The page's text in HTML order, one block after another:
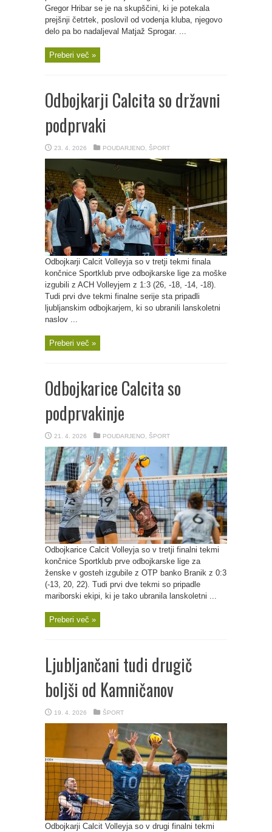
Gregor Hribar se je na skupščini, ki je potekala
prejšnji četrtek, poslovil od vodenja kluba, njegovo
delo pa bo nadaljeval Matjaž Sprogar. ...
Preberi več »
Odbojkarji Calcita so državni
podprvaki
23. 4. 2026 POUDARJENO ŠPORT
Odbojkarji Calcit Volleyja so v tretji tekmi finala
končnice Sportklub prve odbojkarske lige za moške
izgubili z ACH Volleyjem z 1:3 (26, -18, -14, -18).
Tudi prvi dve tekmi finalne serije sta pripadli
ljubljanskim odbojkarjem, ki so ubranili lanskoletni
naslov ...
Preberi več »
Odbojkarice Calcita so
podprvakinje
21. 4. 2026 POUDARJENO ŠPORT
Odbojkarice Calcit Volleyja so v tretji finalni tekmi
končnice Sportklub prve odbojkarske lige za
ženske v gosteh izgubile z OTP banko Branik z 0:3
(-13, 20, 22). Tudi prvi dve tekmi so pripadle
mariborski ekipi, ki je tako ubranila lanskoletni ...
Preberi več »
Ljubljančani tudi drugič
boljši od Kamničanov
19. 4. 2026 ŠPORT
Odbojkarji Calcit Volleyja so v drugi finalni tekmi